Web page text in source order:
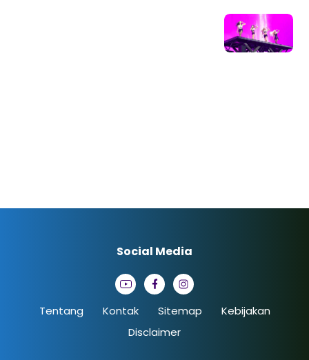
Tentang Kontak Sitemap
Kebijakan
Disclaimer
Social Media